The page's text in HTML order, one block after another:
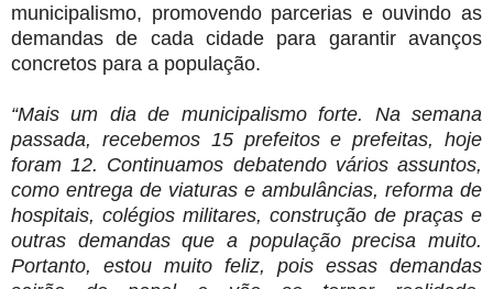
municipalismo, promovendo parcerias e ouvindo as
demandas de cada cidade para garantir avanços
concretos para a população.
“Mais um dia de municipalismo forte. Na semana
passada, recebemos 15 prefeitos e prefeitas, hoje
foram 12. Continuamos debatendo vários assuntos,
como entrega de viaturas e ambulâncias, reforma de
hospitais, colégios militares, construção de praças e
outras demandas que a população precisa muito.
Portanto, estou muito feliz, pois essas demandas